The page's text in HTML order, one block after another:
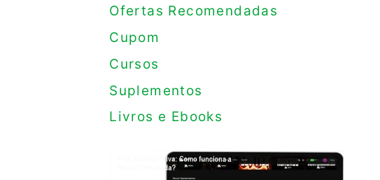
Ofertas Recomendadas
Cupom
Cursos
Suplementos
Livros e Ebooks